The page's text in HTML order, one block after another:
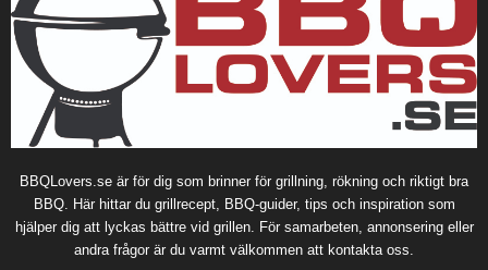
BBQLovers.se är för dig som brinner för grillning, rökning och riktigt bra
BBQ. Här hittar du grillrecept, BBQ-guider, tips och inspiration som
hjälper dig att lyckas bättre vid grillen. För samarbeten, annonsering eller
andra frågor är du varmt välkommen att kontakta oss.